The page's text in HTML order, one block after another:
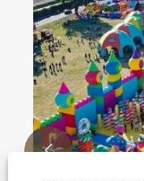
Мини
най-доброто
врата ли са?
Виж повече
